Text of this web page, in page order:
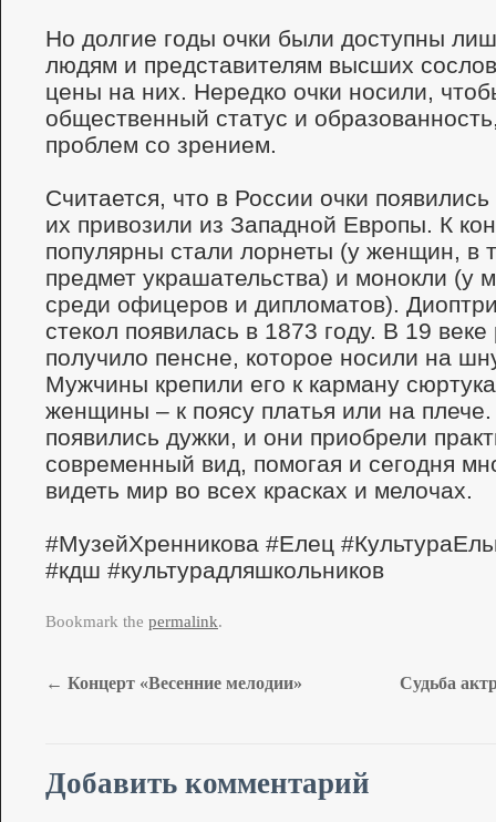
Но долгие годы очки были доступны
людям и представителям высших
цены на них. Нередко очки носили,
общественный статус и
проблем со зрением.
Считается, что в России очки
их привозили из Западной Европы. К
популярны стали лорнеты (у женщин, в
предмет украшательства) и монокли (у
среди офицеров и дипломатов).
стекол появилась в 1873 году. В 19
получило пенсне, которое носили на
Мужчины крепили его к карману
женщины – к поясу платья или на
появились дужки, и они приобрели
современный вид, помогая и сегодня
видеть мир во всех красках и мелочах.
#МузейХренникова #Елец
#кдш #культурадляшкольников
Bookmark the permalink.
← Концерт «Весенние мелодии» Судьба
Добавить комментарий